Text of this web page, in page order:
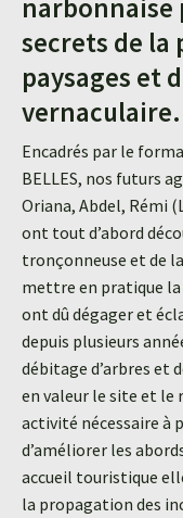
narbonnaise
secrets de la
paysages et
vernaculaire.
Encadrés par le
BELLES, nos futurs
Oriana, Abdel, Rémi
ont tout d’abord
tronçonneuse et de
mettre en pratique la
ont dû dégager et
depuis plusieurs
débitage d’arbres et
en valeur le site et le
activité nécessaire à
d’améliorer les
accueil touristique
la propagation des